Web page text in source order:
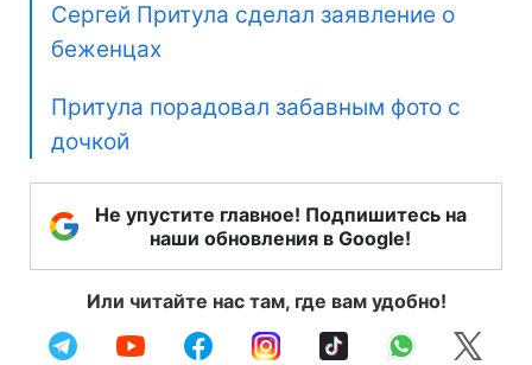
Сергей Притула сделал заявление о
беженцах
Притула порадовал забавным фото с
дочкой
Не упустите главное! Подпишитесь на
наши обновления в Google!
Или читайте нас там, где вам удобно!